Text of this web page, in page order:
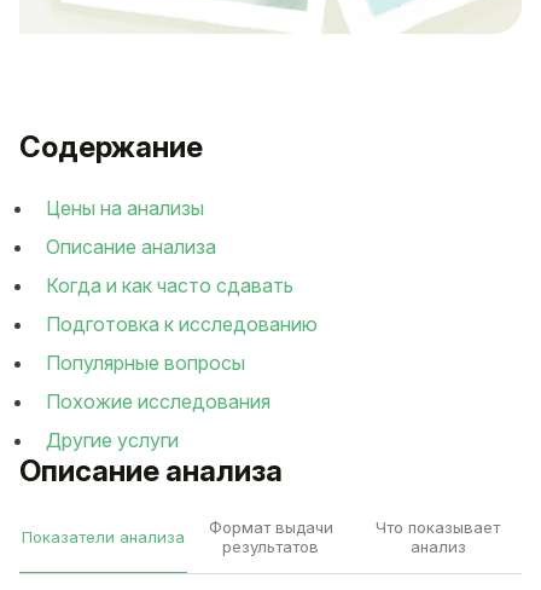
Описание анализа
Показатели анализа
Формат выдачи
результатов
Что показывает
анализ
Содержание
Цены на анализы
Описание анализа
Когда и как часто сдавать
Подготовка к исследованию
Популярные вопросы
Похожие исследования
Другие услуги